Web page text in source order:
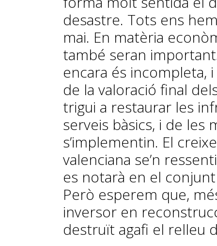
desastre. Tots ens
mai. En matèria
també seran
encara és incompleta,
de la valoració final
trigui a restaurar les
serveis bàsics, i de les
s’implementin. El
valenciana se’n
es notarà en el
Però esperem que,
inversor en
destruït agafi el relleu